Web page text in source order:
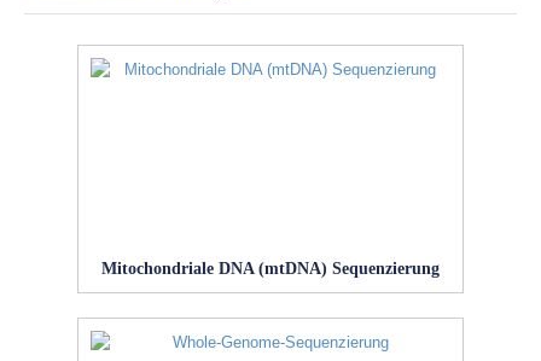
Mitochondriale DNA (mtDNA) Sequenzierung